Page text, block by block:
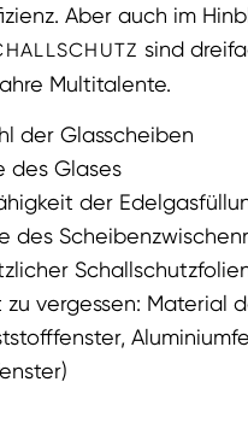
Aber auch im
sind
Multitalente.
der Glasscheiben
des Glases
der
des
zu vergessen: Material